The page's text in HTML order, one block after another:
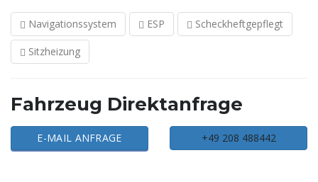
Navigationssystem ESP Scheckheftgepflegt
Sitzheizung
Fahrzeug Direktanfrage
E-MAIL ANFRAGE +49 208 488442